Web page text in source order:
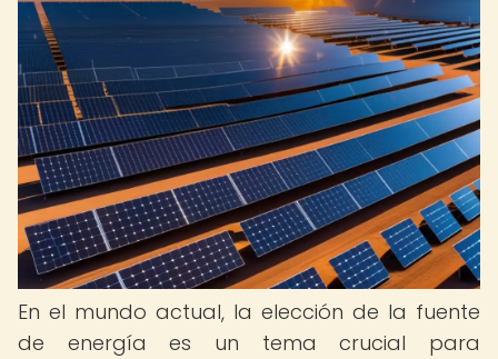
En el mundo actual, la elección de la fuente
de energía es un tema crucial para